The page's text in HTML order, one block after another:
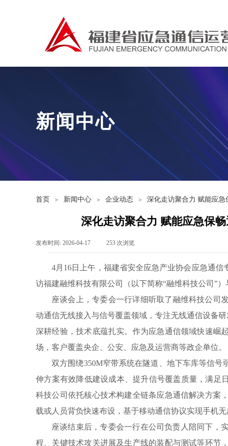
新闻中心
首页 ＞ 新闻中心 ＞ 企业动态 ＞ 深化走访聚合力 赋能应
深化走访聚合力 赋能应急保
发布时间: 2026-04-17 253 次浏览
4月16日上午，福建省安全应急产业协会应急通
访福建融维科技有限公司（以下简称“融维科技公司”
座谈会上，专委会一行详细听取了融维科技公司
动通信无线接入与信号覆盖领域，专注无线通信设备
深耕经验，技术底蕴扎实。作为应急通信领域快速崛
场，客户覆盖央企、公安、应急及运营商等政企单位。
双方围绕350M窄带系统在隧道、地下车库等信
伸方案有效降低建设成本、提升信号覆盖质量，满足
科技公司依托核心技术构建全链条应急通信解决方案
载或人员背负快速布设，基于移动通信协议实现手机
座谈结束后，专委会一行在公司负责人陪同下，
程、关键技术攻关进展及生产线的装配与测试等环节